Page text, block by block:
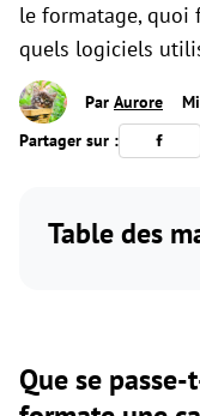
le formatage, quoi
quels logiciels
Par Aurore
Partager sur :
Table des
Que se